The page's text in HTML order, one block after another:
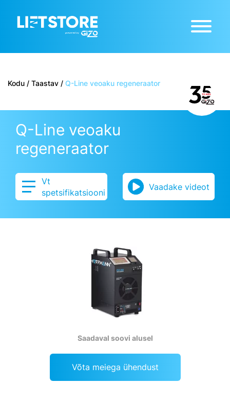
Kodu / Taastav / Q-Line veoaku regeneraator
Q-Line veoaku
regeneraator
Vt
spetsifikatsiooni
Vaadake videot
Saadaval soovi alusel
Võta meiega ühendust